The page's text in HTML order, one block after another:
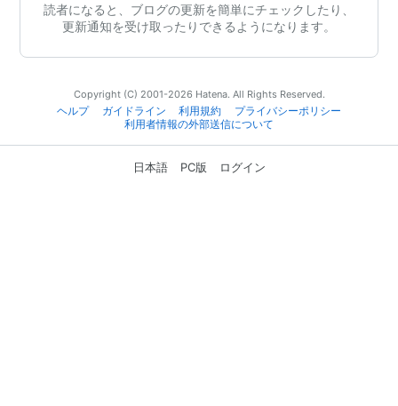
読者になると、ブログの更新を簡単にチェックしたり、
更新通知を受け取ったりできるようになります。
Copyright (C) 2001-2026 Hatena. All Rights Reserved.
ヘルプ
ガイドライン 利用規約
プライバシーポリシー
利用者情報の外部送信について
日本語 PC版 ログイン